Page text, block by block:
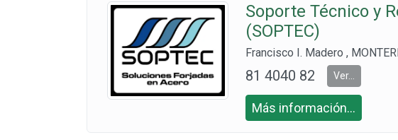
Soporte Técnico y
(SOPTEC)
Francisco I. Madero ,
81 4040 82
33
Ver...
Más información...